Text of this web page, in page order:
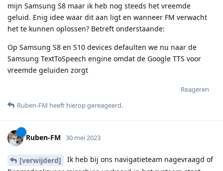
mijn Samsung S8 maar ik heb nog steeds het vreemde
geluid. Enig idee waar dit aan ligt en wanneer FM verwacht
het te kunnen oplossen? Betreft onderstaande:
Op Samsung S8 en S10 devices defaulten we nu naar de
Samsung TextToSpeech engine omdat de Google TTS voor
vreemde geluiden zorgt
Reageren
Ruben-FM heeft hierop gereageerd.
Ruben-FM 30 mei 2023
[verwijderd]
Ik heb bij ons navigatieteam nagevraagd of